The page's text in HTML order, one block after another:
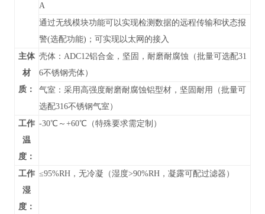
A
通过无线模块功能可以实现检测数据的远程传输和状态报
警(选配功能)；可实现以太网的接入
主体
材
质：
壳体：ADC12铝合金，坚固，耐磨耐腐蚀（批量可选配31
6不锈钢壳体）
气室：采用高强度耐磨耐腐蚀铝型材，坚固耐用（批量可
选配316不锈钢气室）
工作
温
度：
-30℃～+60℃（特殊要求需定制）
工作
湿
度：
≤95%RH，无冷凝（湿度>90%RH，凝露可配过滤器）